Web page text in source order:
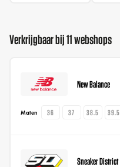
Verkrijgbaar bij 11 webshops
New Balance
Maten 36 37 38.5 39.5
Sneaker District